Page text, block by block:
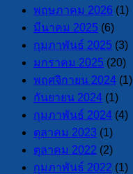
พฤษภาคม 2026 (1)
มีนาคม 2025 (6)
กุมภาพันธ์ 2025 (3)
มกราคม 2025 (20)
พฤศจิกายน 2024 (1)
กันยายน 2024 (1)
กุมภาพันธ์ 2024 (4)
ตุลาคม 2023 (1)
ตุลาคม 2022 (2)
กุมภาพันธ์ 2022 (1)